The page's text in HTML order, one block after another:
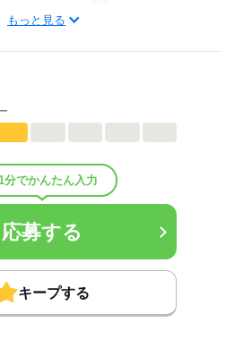
上）
勉強スペース、PC設置、マッサージチ
ワー付き宿泊室など）
）
り
円として
就業規則による）
もっと見る
分でかんたん入力
応募する
キープする